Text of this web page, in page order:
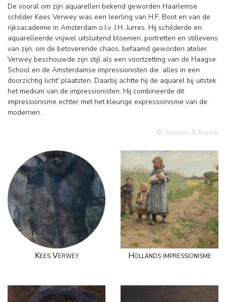
De vooral om zijn aquarellen bekend geworden Haarlemse
schilder Kees Verwey was een leerling van H.F. Boot en van de
rijksacademie in Amsterdam o.l.v. J.H. Jurres. Hij schilderde en
aquarelleerde vrijwel uitsluitend bloemen, portretten en stillevens
van zijn, om de betoverende chaos, befaamd geworden atelier.
Verwey beschouwde zijn stijl als een voortzetting van de Haagse
School en de Amsterdamse impressionisten die ‘alles in een
doorzichtig licht' plaatsten. Daarbij achtte hij de aquarel bij uitstek
het medium van de impressionisten. Hij combineerde dit
impressionisme echter met het kleurige expressionisme van de
modernen.
© Simonis & Buunk
Kees Verwey Hollands impressionisme